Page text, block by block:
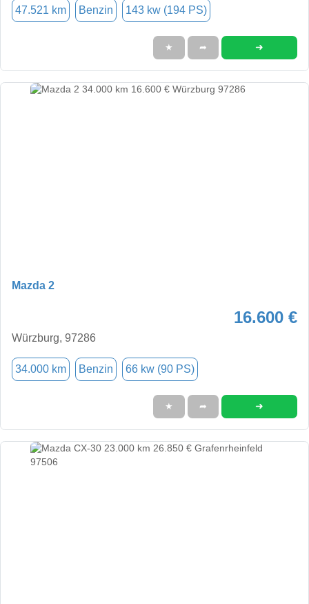
47.521 km Benzin 143 kw (194 PS)
★ ➦ ➜
Mazda 2
16.600 €
Würzburg, 97286
34.000 km Benzin 66 kw (90 PS)
★ ➦ ➜